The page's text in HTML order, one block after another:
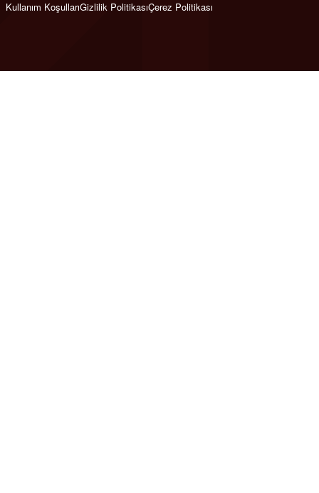
Kullanım KoşullarıGizlilik PolitikasıÇerez Politikası